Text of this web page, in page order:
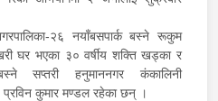
२६ नयाँबसपार्क बस्ने रूकुम
घर भएका ३० वर्षीय शक्ति खड्का र
सप्तरी हनुमाननगर कंकालिनी
प्रविन कुमार मण्डल रहेका छन् ।